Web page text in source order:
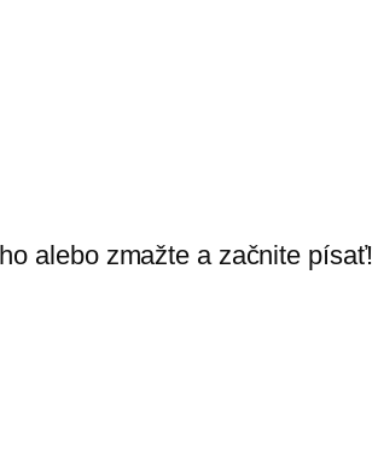
alebo zmažte a začnite písať!